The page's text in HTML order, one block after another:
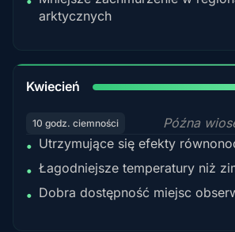
arktycznych
Kwiecień
10 godz. ciemności
Późna
• Utrzymujące się efekty
• Łagodniejsze temperatury niż
• Dobra dostępność miejsc